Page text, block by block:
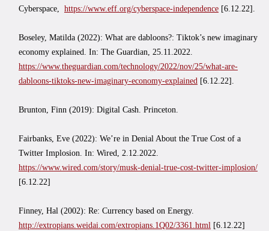
Cyberspace, https://www.eff.org/cyberspace-independence [6.12.22].
Boseley, Matilda (2022): What are dabloons?: Tiktok’s new imaginary
economy explained. In: The Guardian, 25.11.2022.
https://www.theguardian.com/technology/2022/nov/25/what-are-
dabloons-tiktoks-new-imaginary-economy-explained [6.12.22].
Brunton, Finn (2019): Digital Cash. Princeton.
Fairbanks, Eve (2022): We’re in Denial About the True Cost of a
Twitter Implosion. In: Wired, 2.12.2022.
https://www.wired.com/story/musk-denial-true-cost-twitter-implosion/
[6.12.22]
Finney, Hal (2002): Re: Currency based on Energy.
http://extropians.weidai.com/extropians.1Q02/3361.html [6.12.22]